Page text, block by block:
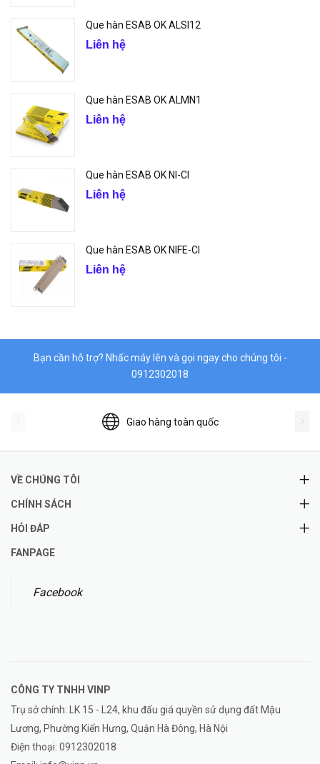
Que hàn ESAB OK ALSI12
Liên hệ
Que hàn ESAB OK ALMN1
Liên hệ
Que hàn ESAB OK NI-CI
Liên hệ
Que hàn ESAB OK NIFE-CI
Liên hệ
Bạn cần hỗ trợ? Nhấc máy lên và gọi ngay cho chúng tôi -
0912302018
Giao hàng toàn quốc
VỀ CHÚNG TÔI
CHÍNH SÁCH
HỎI ĐÁP
FANPAGE
Facebook
CÔNG TY TNHH VINP
Trụ sở chính: LK 15 - L24, khu đấu giá quyền sử dụng đất Mậu
Lương, Phường Kiến Hưng, Quận Hà Đông, Hà Nội
Điện thoại: 0912302018